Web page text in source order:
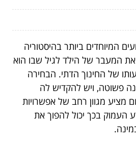
המיוחדים ביותר בהיסטוריה
את המעבר של הילד לגיל שבו הוא
של החינוך הדתי. הבחירה
פשוטה, ויש להקדיש לה
מציע מגוון רחב של אפשרויות
העמוק בכך יכול להפוך את